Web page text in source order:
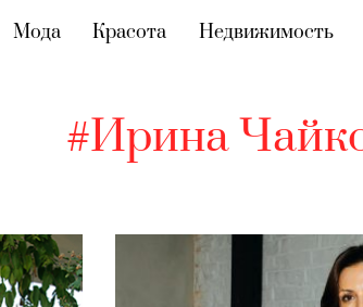
Мода(current)
Красота (current)
Недвижимость
#Ирина